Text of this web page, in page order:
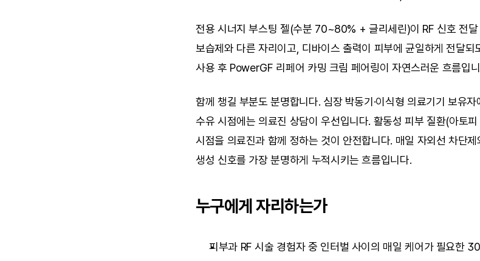
전용 시너지 부스팅 젤(수분 70~80% + 글리세린)이 RF 신호 전
보습제와 다른 자리이고, 디바이스 출력이 피부에 균일하게 전달되
사용 후 PowerGF 리페어 카밍 크림 페어링이 자연스러운 흐름입
함께 챙길 부분도 분명합니다. 심장 박동기·이식형 의료기기 보유
수유 시점에는 의료진 상담이 우선입니다. 활동성 피부 질환(아토
시점을 의료진과 함께 정하는 것이 안전합니다. 매일 자외선 차단
생성 신호를 가장 분명하게 누적시키는 흐름입니다.
누구에게 자리하는가
피부과 RF 시술 경험자 중 인터벌 사이의 매일 케어가 필요한